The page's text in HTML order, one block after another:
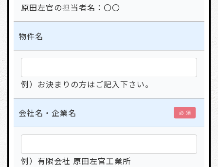
原田左官の担当者名：〇〇
物件名
例）お決まりの方はご記入下さい。
会社名・企業名 必 須
例）有限会社 原田左官工業所